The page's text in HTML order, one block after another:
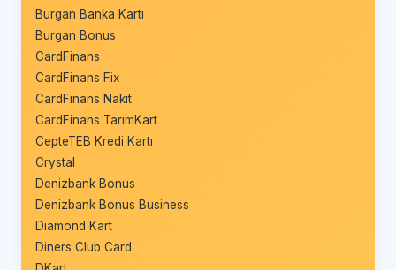
Burgan Banka Kartı
Burgan Bonus
CardFinans
CardFinans Fix
CardFinans Nakit
CardFinans TarımKart
CepteTEB Kredi Kartı
Crystal
Denizbank Bonus
Denizbank Bonus Business
Diamond Kart
Diners Club Card